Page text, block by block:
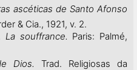
ascéticas de Santo Afonso
& Cia., 1921, v. 2.
La souffrance. Paris: Palmé,
Dios. Trad. Religiosas da